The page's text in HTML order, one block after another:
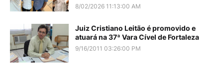
8/02/2026 11:13:00 AM
Juiz Cristiano Leitão é promovido e
atuará na 37ª Vara Cível de Fortaleza
9/16/2011 03:26:00 PM